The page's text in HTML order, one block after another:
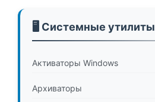
🖥️ Системные утилиты
Активаторы Windows
Архиваторы